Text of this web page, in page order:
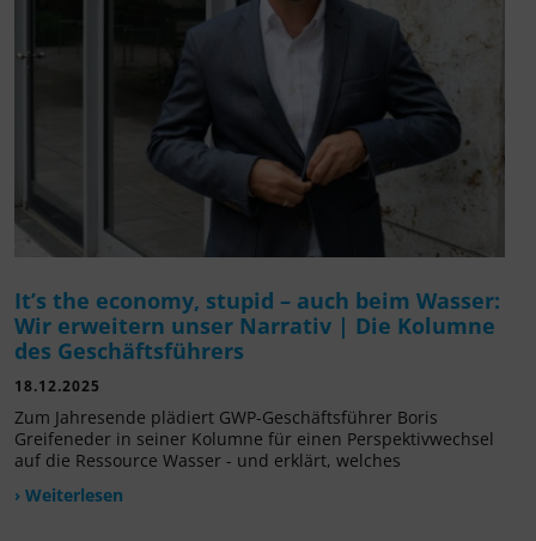
It’s the economy, stupid – auch beim Wasser:
Wir erweitern unser Narrativ | Die Kolumne
des Geschäftsführers
18.12.2025
Zum Jahresende plädiert GWP-Geschäftsführer Boris
Greifeneder in seiner Kolumne für einen Perspektivwechsel
auf die Ressource Wasser - und erklärt, welches
› Weiterlesen